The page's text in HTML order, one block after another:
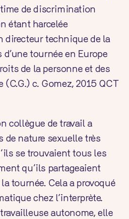
de discrimination
étant harcelée
directeur technique de la
tournée en Europe
de la personne et des
(C.G.) c. Gomez,2015 QCT
collègue de travail a
de nature sexuelle très
se trouvaient tous les
qu’ils partageaient
tournée. Cela a provoqué
chez l’interprète.
autonome, elle